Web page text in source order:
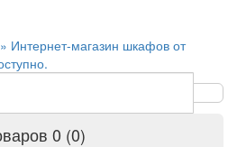
0 (0)